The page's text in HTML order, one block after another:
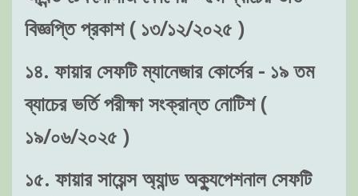
বিজ্ঞপ্তি প্রকাশ ( ১৩/১২/২০২৫ )
১৪. ফায়ার সেফটি ম্যানেজার কোর্সের - ১৯ তম
ব্যাচের ভর্তি পরীক্ষা সংক্রান্ত নোটিশ (
১৯/০৬/২০২৫ )
১৫. ফায়ার সায়েন্স অ্যান্ড অক্যুপেশনাল সেফটি